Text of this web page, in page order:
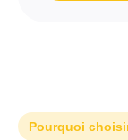
Pourquoi